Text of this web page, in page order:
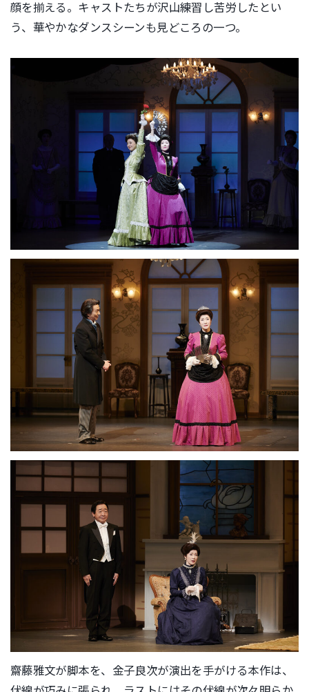
顔を揃える。キャストたちが沢山練習し苦労したとい
う、華やかなダンスシーンも見どころの一つ。
齋藤雅文が脚本を、金子良次が演出を手がける本作は、